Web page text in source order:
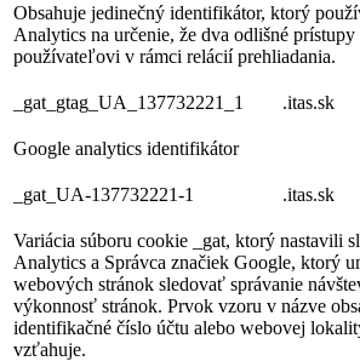
Obsahuje jedinečný identifikátor, ktorý
Analytics na určenie, že dva odlišné
používateľovi v rámci relácií prehliadania.
_gat_gtag_UA_137732221_1 .itas.sk
Google analytics identifikátor
_gat_UA-137732221-1 .itas.sk
Variácia súboru cookie _gat, ktorý nastavili
Analytics a Správca značiek Google, ktorý
webových stránok sledovať správanie
výkonnosť stránok. Prvok vzoru v názve
identifikačné číslo účtu alebo webovej
vzťahuje.